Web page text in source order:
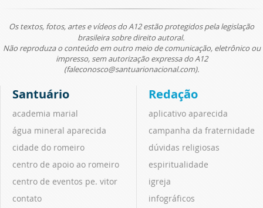
Os textos, fotos, artes e vídeos do A12 estão protegidos pela legislação
brasileira sobre direito autoral.
Não reproduza o conteúdo em outro meio de comunicação, eletrônico ou
impresso, sem autorização expressa do A12
(faleconosco@santuarionacional.com).
Santuário
academia marial
água mineral aparecida
cidade do romeiro
centro de apoio ao romeiro
centro de eventos pe. vitor
contato
Redação
aplicativo aparecida
campanha da fraternidade
dúvidas religiosas
espiritualidade
igreja
infográficos